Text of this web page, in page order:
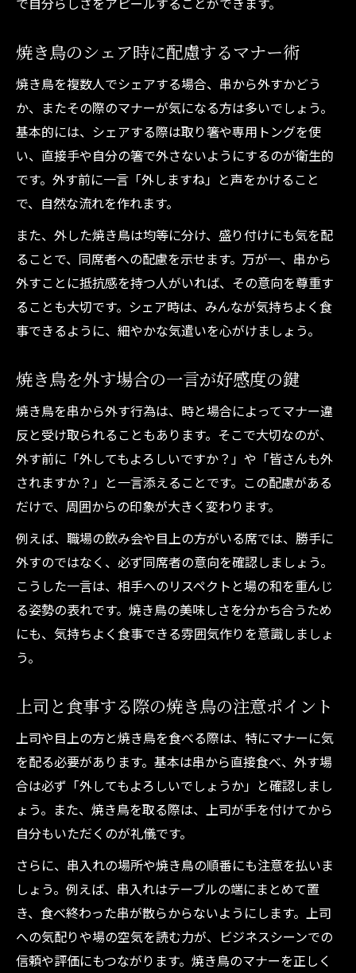
焼き鳥のシェア時に配慮するマナー術
焼き鳥を複数人でシェアする場合、串から外すかどう
か、またその際のマナーが気になる方は多いでしょう。
基本的には、シェアする際は取り箸や専用トングを使
い、直接手や自分の箸で外さないようにするのが衛生的
です。外す前に一言「外しますね」と声をかけること
で、自然な流れを作れます。
また、外した焼き鳥は均等に分け、盛り付けにも気を配
ることで、同席者への配慮を示せます。万が一、串から
外すことに抵抗感を持つ人がいれば、その意向を尊重す
ることも大切です。シェア時は、みんなが気持ちよく食
事できるように、細やかな気遣いを心がけましょう。
焼き鳥を外す場合の一言が好感度の鍵
焼き鳥を串から外す行為は、時と場合によってマナー違
反と受け取られることもあります。そこで大切なのが、
外す前に「外してもよろしいですか？」や「皆さんも外
されますか？」と一言添えることです。この配慮がある
だけで、周囲からの印象が大きく変わります。
例えば、職場の飲み会や目上の方がいる席では、勝手に
外すのではなく、必ず同席者の意向を確認しましょう。
こうした一言は、相手へのリスペクトと場の和を重んじ
る姿勢の表れです。焼き鳥の美味しさを分かち合うため
にも、気持ちよく食事できる雰囲気作りを意識しましょ
う。
上司と食事する際の焼き鳥の注意ポイント
上司や目上の方と焼き鳥を食べる際は、特にマナーに気
を配る必要があります。基本は串から直接食べ、外す場
合は必ず「外してもよろしいでしょうか」と確認しまし
ょう。また、焼き鳥を取る際は、上司が手を付けてから
自分もいただくのが礼儀です。
さらに、串入れの場所や焼き鳥の順番にも注意を払いま
しょう。例えば、串入れはテーブルの端にまとめて置
き、食べ終わった串が散らからないようにします。上司
への気配りや場の空気を読む力が、ビジネスシーンでの
信頼や評価にもつながります。焼き鳥のマナーを正しく